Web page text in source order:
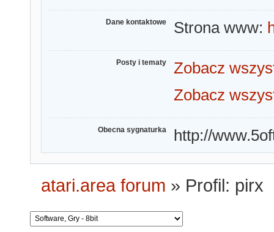
Dane kontaktowe Strona www:
Posty i tematy
Zobacz
Zobacz
Obecna sygnaturka http://
atari.area forum » Profil: pirx